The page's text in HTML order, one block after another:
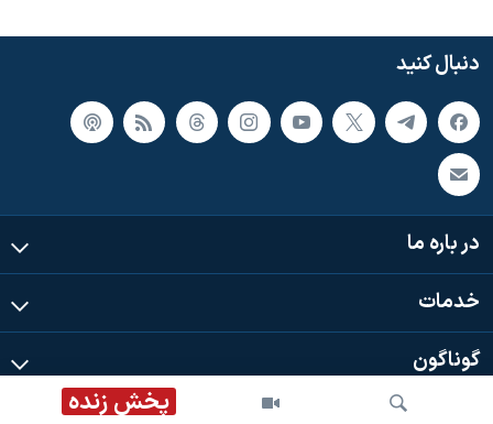
پخش زنده
دنبال کنید
در باره ما
خدمات
گوناگون